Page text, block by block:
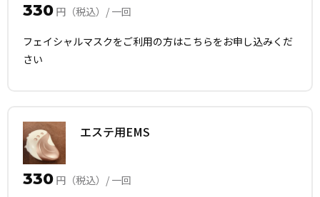
330 円（税込）/ 一回
フェイシャルマスクをご利用の方はこちらをお申し込みくだ
さい
エステ用EMS
330 円（税込）/ 一回